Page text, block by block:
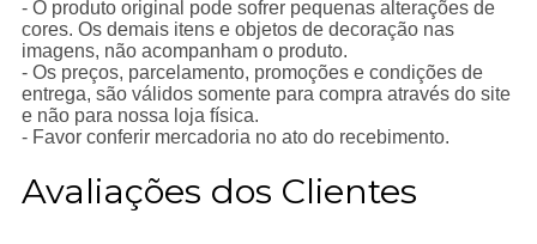
- O produto original pode sofrer pequenas alterações de
cores. Os demais itens e objetos de decoração nas
imagens, não acompanham o produto.
- Os preços, parcelamento, promoções e condições de
entrega, são válidos somente para compra através do site
e não para nossa loja física.
- Favor conferir mercadoria no ato do recebimento.
Avaliações dos Clientes